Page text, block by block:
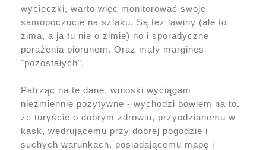
wycieczki, warto więc monitorować swoje
samopoczucie na szlaku. Są też lawiny (ale to
zima, a ja tu nie o zimie) no i sporadyczne
porażenia piorunem. Oraz mały margines
"pozostałych".
Patrząc na te dane, wnioski wyciągam
niezmiennie pozytywne - wychodzi bowiem na to,
że turyście o dobrym zdrowiu, przyodzianemu w
kask, wędrującemu przy dobrej pogodzie i
suchych warunkach, posiadającemu mapę i